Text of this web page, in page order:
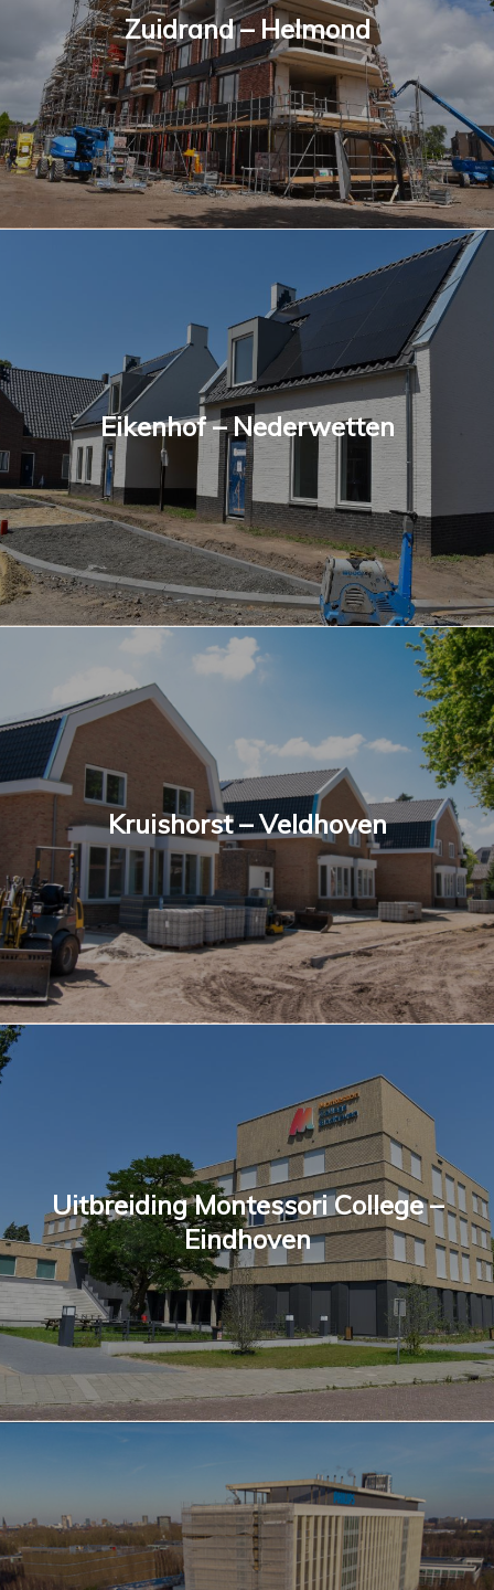
Zuidrand – Helmond
Eikenhof – Nederwetten
Kruishorst – Veldhoven
Uitbreiding Montessori College –
Eindhoven